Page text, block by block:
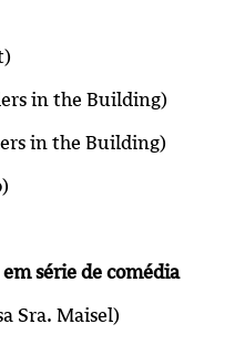
in the Building)
in the Building)
)
série de comédia
Sra. Maisel)